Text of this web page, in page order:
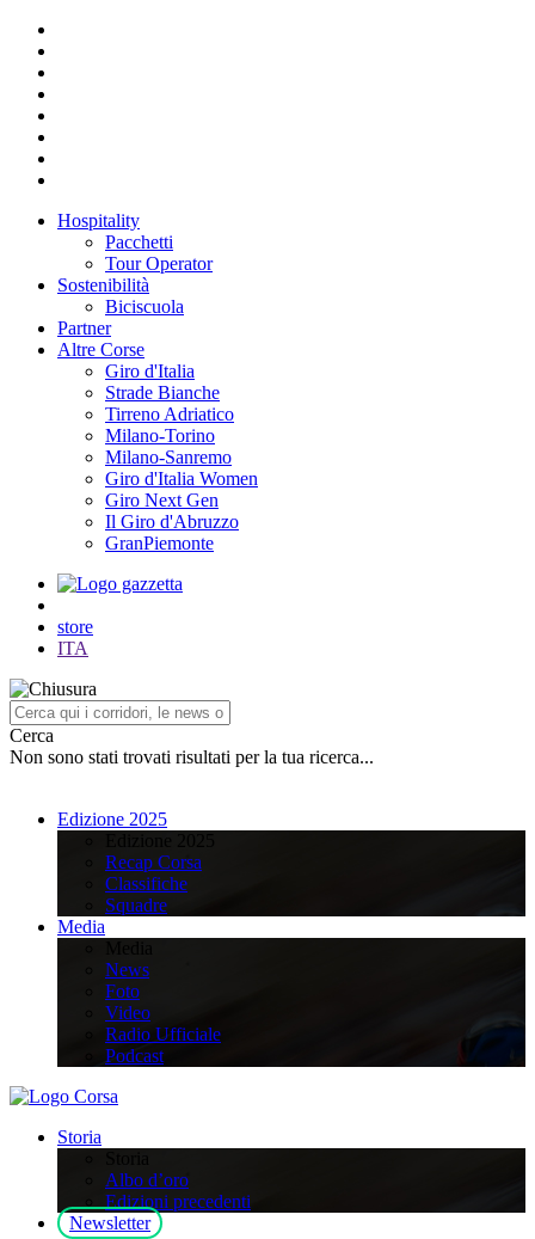
Hospitality
Pacchetti
Tour Operator
Sostenibilità
Biciscuola
Partner
Altre Corse
Giro d'Italia
Strade Bianche
Tirreno Adriatico
Milano-Torino
Milano-Sanremo
Giro d'Italia Women
Giro Next Gen
Il Giro d'Abruzzo
GranPiemonte
store
ITA
Cerca
Non sono stati trovati risultati per la tua ricerca...
Edizione 2025
Recap Corsa
Classifiche
Squadre
Media
News
Foto
Video
Radio Ufficiale
Podcast
Storia
Albo d’oro
Edizioni precedenti
Newsletter